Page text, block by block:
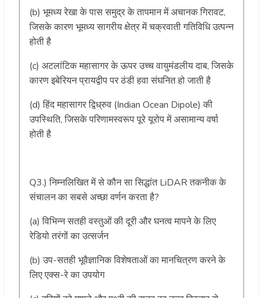
(b) भूमध्य रेखा के पास समुद्र के तापमान में अचानक गिरावट,
जिसके कारण भूमध्य सागरीय क्षेत्र में चक्रवाती गतिविधि उत्पन्न
होती है
(c) अटलांटिक महासागर के ऊपर उच्च वायुमंडलीय दाब, जिसके
कारण इबेरियन प्रायद्वीप पर ठंडी हवा संघनित हो जाती है
(d) हिंद महासागर द्विध्रुव (Indian Ocean Dipole) की
उपस्थिति, जिसके परिणामस्वरूप पूरे यूरोप में असामान्य वर्षा
होती है
Q3.) निम्नलिखित में से कौन सा सिद्धांत LiDAR तकनीक के
संचालन का सबसे अच्छा वर्णन करता है?
(a) विभिन्न सतही वस्तुओं की दूरी और घनत्व मापने के लिए
रेडियो तरंगों का उत्सर्जन
(b) उप-सतही भूवैज्ञानिक विशेषताओं का मानचित्रण करने के
लिए एक्स-रे का उपयोग